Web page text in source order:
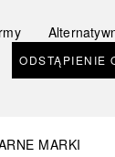
ODSTĄPIENIE
MARKI